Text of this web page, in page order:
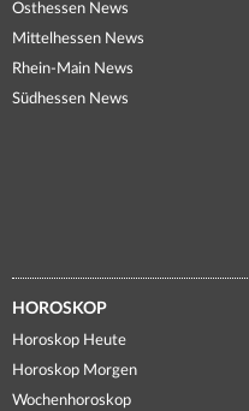
Osthessen News
Mittelhessen News
Rhein-Main News
Südhessen News
HOROSKOP
Horoskop Heute
Horoskop Morgen
Wochenhoroskop